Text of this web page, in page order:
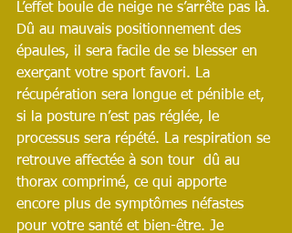
L’effet boule de neige ne s’arrête pas là.
Dû au mauvais positionnement des
épaules, il sera facile de se blesser en
exerçant votre sport favori. La
récupération sera longue et pénible et,
si la posture n’est pas réglée, le
processus sera répété. La respiration se
retrouve affectée à son tour  dû au
thorax comprimé, ce qui apporte
encore plus de symptômes néfastes
pour votre santé et bien-être. Je